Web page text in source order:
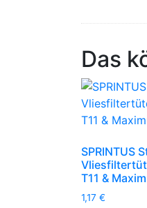
Das
SPRINTUS
T11 &
1,17 €